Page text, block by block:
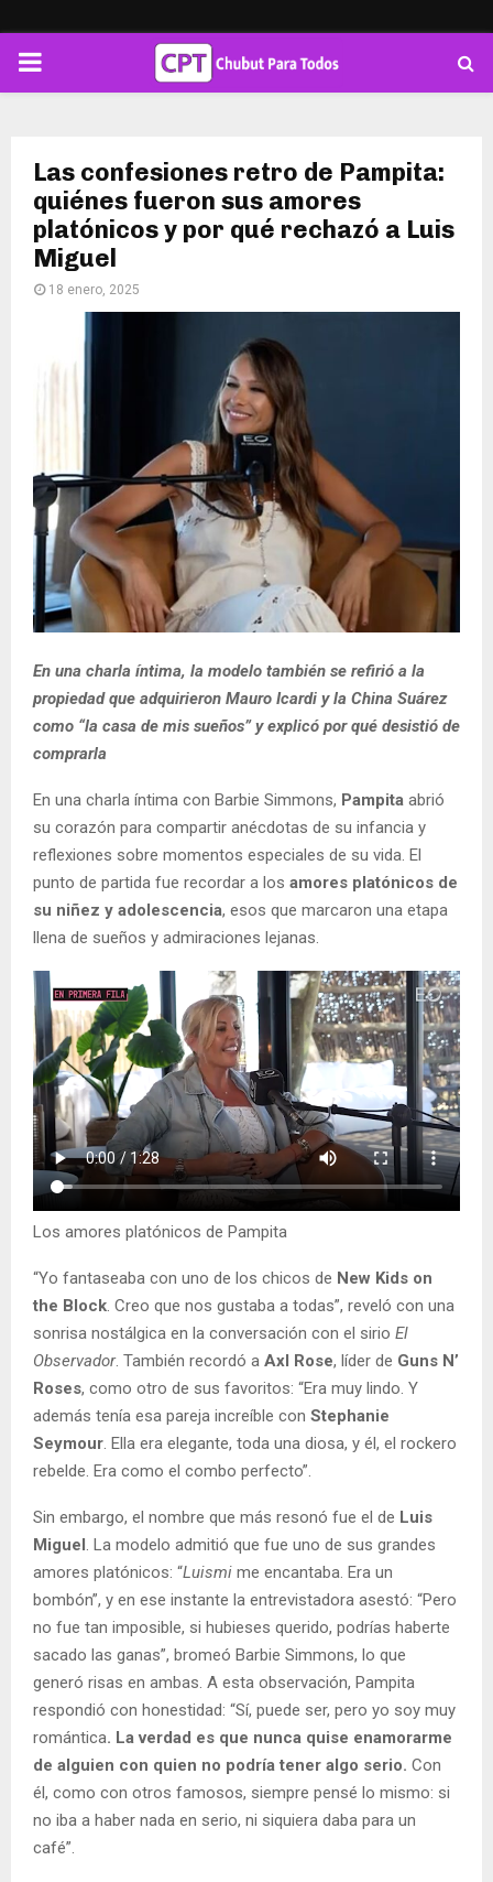
PRIMARY
Las confesiones retro de Pampita:
quiénes fueron sus amores
platónicos y por qué rechazó a Luis
Miguel
18 enero, 2025
En una charla íntima, la modelo también se refirió a la
propiedad que adquirieron Mauro Icardi y la China Suárez
como “la casa de mis sueños” y explicó por qué desistió de
comprarla
En una charla íntima con Barbie Simmons, Pampita abrió
su corazón para compartir anécdotas de su infancia y
reflexiones sobre momentos especiales de su vida. El
punto de partida fue recordar a los amores platónicos de
su niñez y adolescencia, esos que marcaron una etapa
llena de sueños y admiraciones lejanas.
Los amores platónicos de Pampita
“Yo fantaseaba con uno de los chicos de New Kids on
the Block. Creo que nos gustaba a todas”, reveló con una
sonrisa nostálgica en la conversación con el sirio El
Observador. También recordó a Axl Rose, líder de Guns N’
Roses, como otro de sus favoritos: “Era muy lindo. Y
además tenía esa pareja increíble con Stephanie
Seymour. Ella era elegante, toda una diosa, y él, el rockero
rebelde. Era como el combo perfecto”.
Sin embargo, el nombre que más resonó fue el de Luis
Miguel. La modelo admitió que fue uno de sus grandes
amores platónicos: “Luismi me encantaba. Era un
bombón”, y en ese instante la entrevistadora asestó: “Pero
no fue tan imposible, si hubieses querido, podrías haberte
sacado las ganas”, bromeó Barbie Simmons, lo que
generó risas en ambas. A esta observación, Pampita
respondió con honestidad: “Sí, puede ser, pero yo soy muy
romántica. La verdad es que nunca quise enamorarme
de alguien con quien no podría tener algo serio. Con
él, como con otros famosos, siempre pensé lo mismo: si
no iba a haber nada en serio, ni siquiera daba para un
café”.